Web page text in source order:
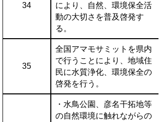
34
により、自然、環境保全活
動の大切さを普及啓発す
る。
35
全国アマモサミットを県内
で行うことにより、地域住
民に水質浄化、環境保全の
啓発を行う。
・水鳥公園、彦名干拓地等
の自然環境に触れながらの